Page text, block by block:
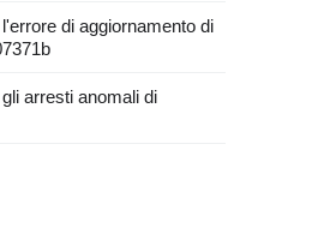
di aggiornamento di
arresti anomali di